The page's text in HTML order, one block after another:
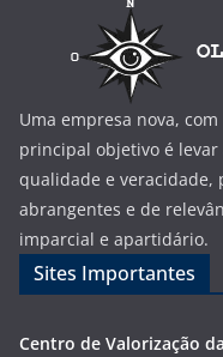
Uma empresa nova,
principal objetivo é
qualidade e veracidade,
abrangentes e de
imparcial e apartidário.
Sites Importantes
Centro de Valorização